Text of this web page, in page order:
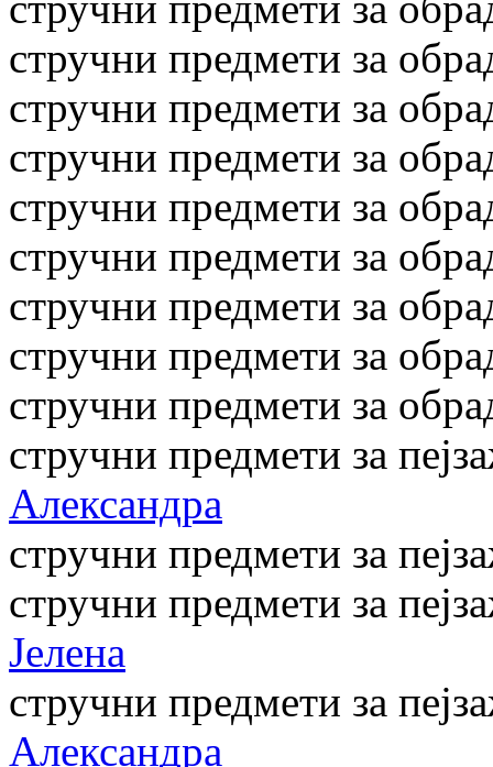
стручни предмети за
стручни предмети за
стручни предмети за
стручни предмети за
стручни предмети за
стручни предмети за
стручни предмети за
стручни предмети за
стручни предмети за
Александра
стручни предмети за
стручни предмети за
Јелена
стручни предмети за
Александра